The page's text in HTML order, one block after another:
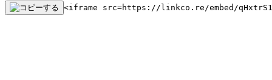
<iframe src=https://linkco.re/embed/